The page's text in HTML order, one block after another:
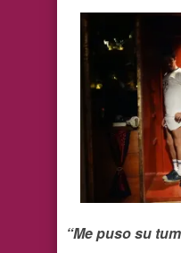
“Me puso su